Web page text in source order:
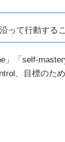
って行動する
「self-
、目標のた